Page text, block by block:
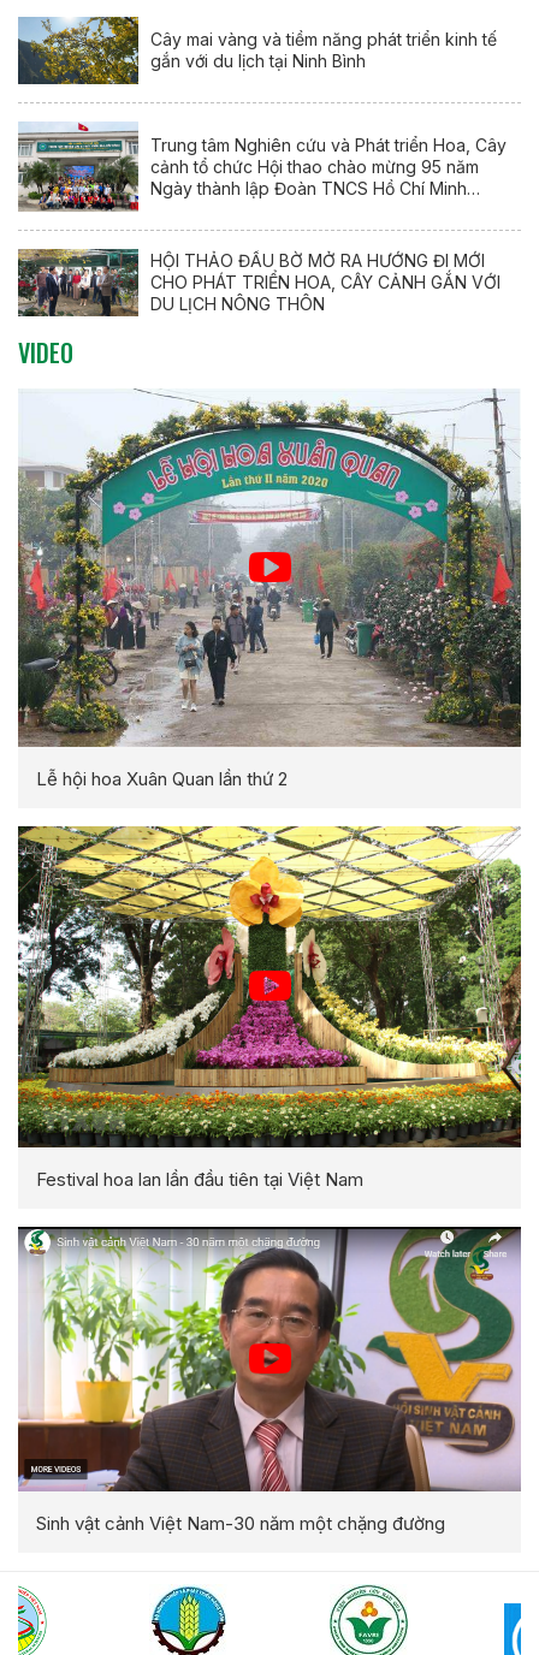
Cây mai vàng và tiềm năng phát triển kinh tế
gắn với du lịch tại Ninh Bình
Trung tâm Nghiên cứu và Phát triển Hoa, Cây
cảnh tổ chức Hội thao chào mừng 95 năm
Ngày thành lập Đoàn TNCS Hồ Chí Minh
HỘI THẢO ĐẦU BỜ MỞ RA HƯỚNG ĐI MỚI
CHO PHÁT TRIỂN HOA, CÂY CẢNH GẮN VỚI
DU LỊCH NÔNG THÔN
VIDEO
Lễ hội hoa Xuân Quan lần thứ 2
Festival hoa lan lần đầu tiên tại Việt Nam
Sinh vật cảnh Việt Nam-30 năm một chặng đường